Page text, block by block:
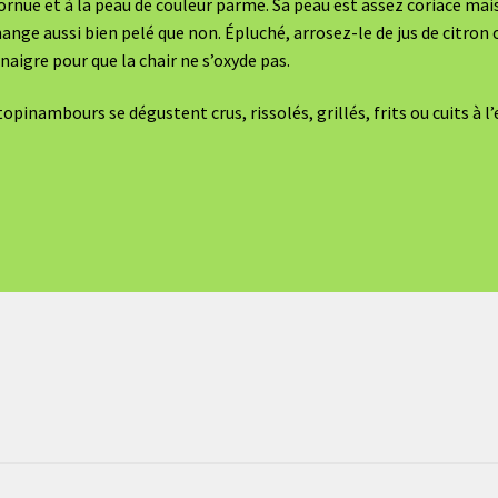
aussi bien pelé que non. Épluché, arrosez-le de jus de citron
pour que la chair ne s’oxyde pas.
se dégustent crus, rissolés, grillés, frits ou cuits à